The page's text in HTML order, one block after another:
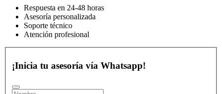
Respuesta en 24-48 horas
Asesoría personalizada
Soporte técnico
Atención profesional
¡Inicia tu asesoría vía Whatsapp!